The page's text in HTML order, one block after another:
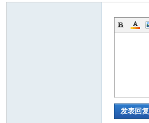
发表回复